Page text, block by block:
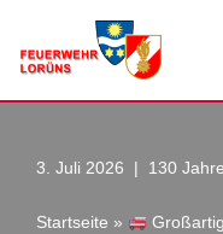
Zum
3. Juli 2026 130
Startseite »